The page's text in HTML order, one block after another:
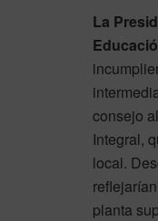
La
consejo
Integral,
local.
planta